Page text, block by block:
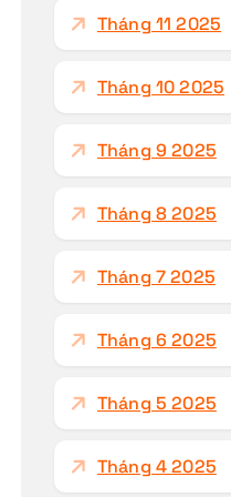
Tháng 11 2025
Tháng 10 2025
Tháng 9 2025
Tháng 8 2025
Tháng 7 2025
Tháng 6 2025
Tháng 5 2025
Tháng 4 2025